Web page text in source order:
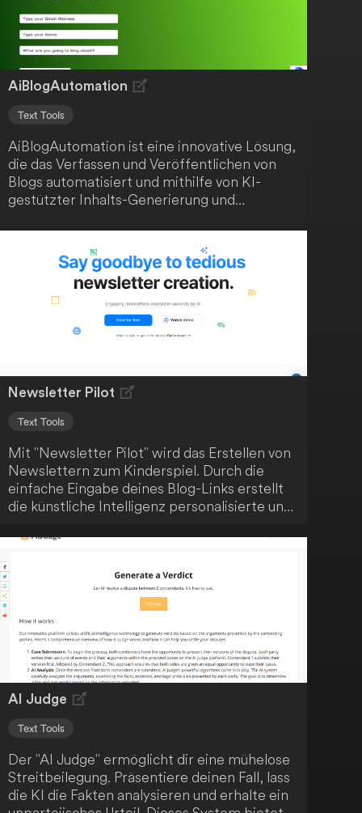
AiBlogAutomation
Text Tools
AiBlogAutomation ist eine innovative Lösung,
die das Verfassen und Veröffentlichen von
Blogs automatisiert und mithilfe von KI-
gestützter Inhalts-Generierung und
sparst Zeit und Mühe mit einem effizienten
Workflow und benötigst keine technische
Expertise. Die Anwendung ist ideal für
Blogger, die ihren Prozess automatisieren
möchten, und Einsteiger, die ohne
technisches Know-how bloggen wollen.
Newsletter Pilot
Text Tools
Mit "Newsletter Pilot" wird das Erstellen von
Newslettern zum Kinderspiel. Durch die
einfache Eingabe deines Blog-Links erstellt
die künstliche Intelligenz personalisierte und
und manuelle Schreiben von Newslettern
gehört somit der Vergangenheit an.
AI Judge
Text Tools
Der "AI Judge" ermöglicht dir eine mühelose
Streitbeilegung. Präsentiere deinen Fall, lass
die KI die Fakten analysieren und erhalte ein